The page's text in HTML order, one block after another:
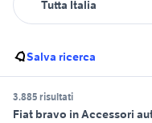
Salva ricerca
3.885 risultati
Fiat bravo in Accessori